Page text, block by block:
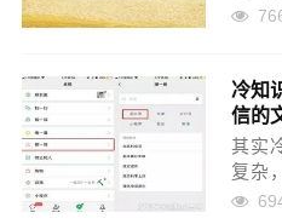
点，
们一
的问
冷知
信的
其实
复杂
了解